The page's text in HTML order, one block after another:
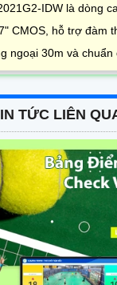
IDW là dòng
CMOS, hỗ trợ đàm
ngoại 30m và
TỨC LIÊN